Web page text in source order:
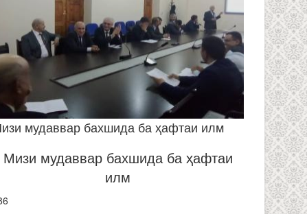
мудаввар бахшида ба ҳафтаи илм
Мизи мудаввар бахшида ба ҳафтаи
илм